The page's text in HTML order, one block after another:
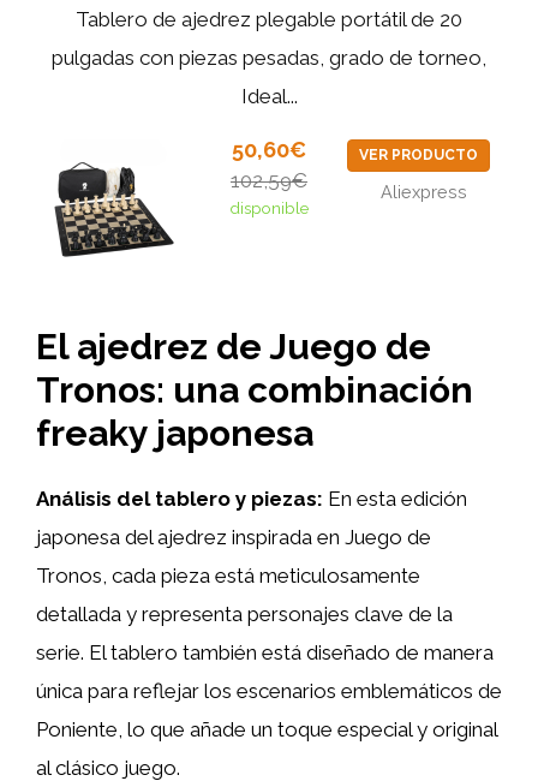
Tablero de ajedrez plegable portátil de 20
pulgadas con piezas pesadas, grado de torneo,
Ideal...
50,60€
102,59€
disponible
VER PRODUCTO
Aliexpress
El ajedrez de Juego de
Tronos: una combinación
freaky japonesa
Análisis del tablero y piezas: En esta edición
japonesa del ajedrez inspirada en Juego de
Tronos, cada pieza está meticulosamente
detallada y representa personajes clave de la
serie. El tablero también está diseñado de manera
única para reflejar los escenarios emblemáticos de
Poniente, lo que añade un toque especial y original
al clásico juego.